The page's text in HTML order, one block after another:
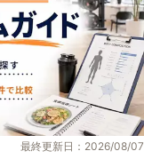
最終更新日：2026/08/07